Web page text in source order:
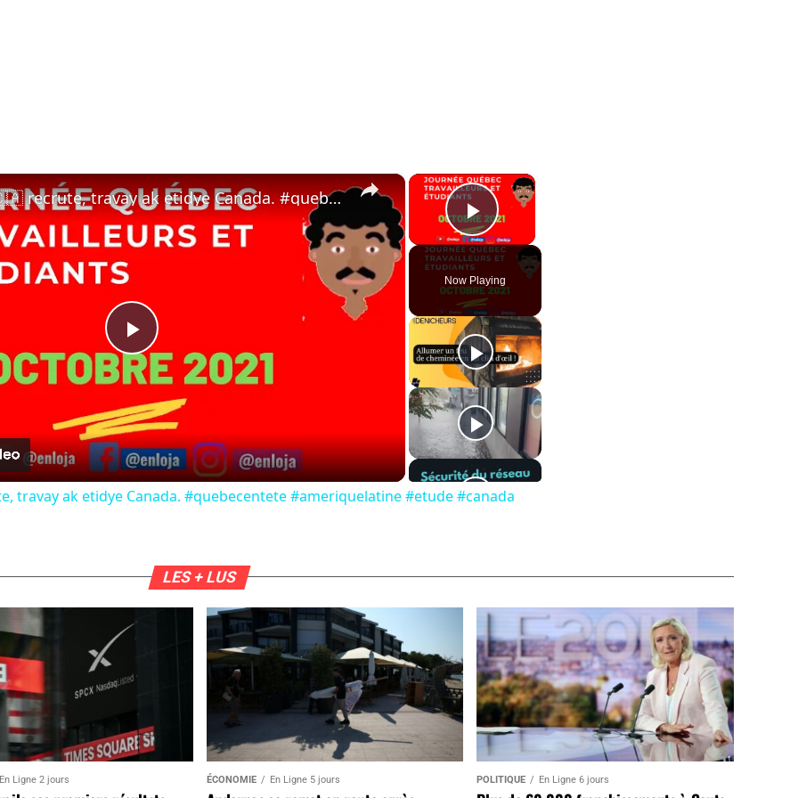
×
Play Video
Now Playing
×
Play
Video
🔵Québec 🇨🇦 recrute, travay ak etidye Canada. #quebecentete #ameriquelatine #etude #canada #enloja
travay ak etidye Canada. #quebecentete #ameriquelatine #etude #canada
LES + LUS
Ligne 2 jours ÉCONOMIE En Ligne 5 jours POLITIQUE En Ligne 6 jours